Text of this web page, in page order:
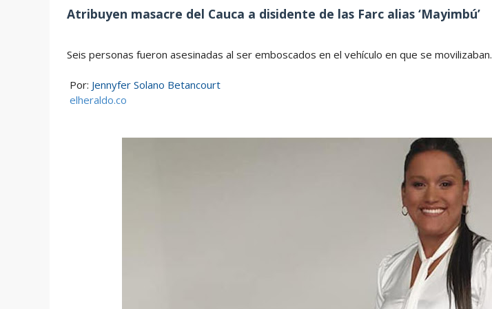
Atribuyen masacre del Cauca a disidente de las Farc alias ‘Mayimbú’
Seis personas fueron asesinadas al ser emboscados en el vehículo en que se movilizaban.
Por: Jennyfer Solano Betancourt
elheraldo.co